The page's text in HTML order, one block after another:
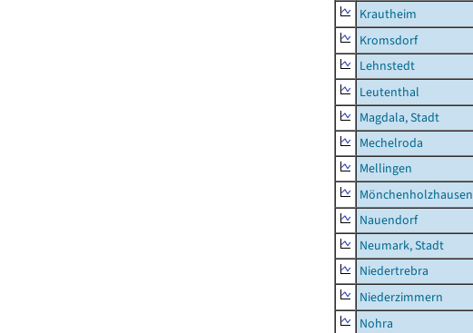
Krautheim
Kromsdorf
Lehnstedt
Leutenthal
Magdala, Stadt
Mechelroda
Mellingen
Mönchenholzhausen
Nauendorf
Neumark, Stadt
Niedertrebra
Niederzimmern
Nohra